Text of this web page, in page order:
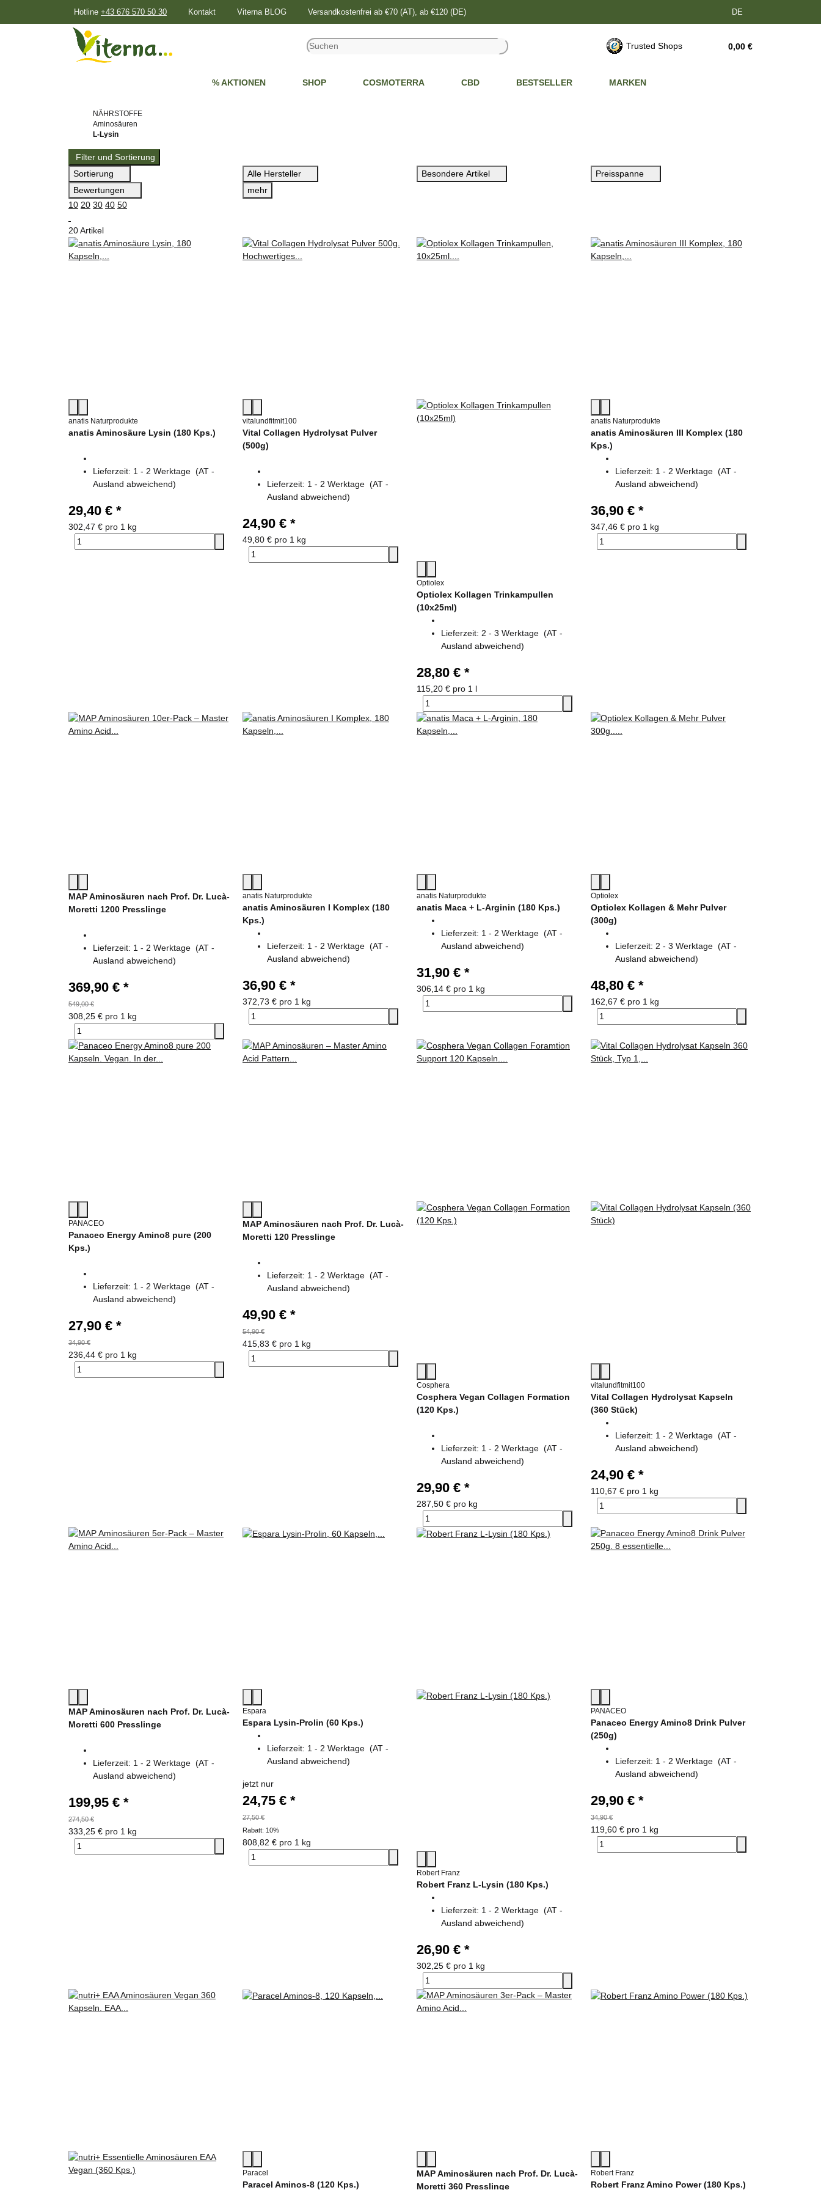
Hotline +43 676 570 50 30 Kontakt Viterna BLOG Versandkostenfrei ab €70 (AT), ab €120 (DE) DE
Trusted Shops 0,00 €
% AKTIONEN SHOP COSMOTERRA CBD BESTSELLER MARKEN
NÄHRSTOFFE
Aminosäuren
L-Lysin
Filter und Sortierung
Sortierung
Alle Hersteller Besondere Artikel
Preisspanne
Bewertungen
mehr
10 20 30 40 50
20 Artikel
anatis Naturprodukte
anatis Aminosäure Lysin (180 Kps.)
Lieferzeit: 1 - 2 Werktage (AT -
Ausland abweichend)
29,40 € *
302,47 € pro 1 kg
vitalundfitmit100
Vital Collagen Hydrolysat Pulver
(500g)
Lieferzeit: 1 - 2 Werktage (AT -
Ausland abweichend)
24,90 € *
49,80 € pro 1 kg
Optiolex
Optiolex Kollagen Trinkampullen
(10x25ml)
Lieferzeit: 2 - 3 Werktage (AT -
Ausland abweichend)
28,80 € *
115,20 € pro 1 l
anatis Naturprodukte
anatis Aminosäuren III Komplex (180
Kps.)
Lieferzeit: 1 - 2 Werktage (AT -
Ausland abweichend)
36,90 € *
347,46 € pro 1 kg
MAP Aminosäuren nach Prof. Dr. Lucà-
Moretti 1200 Presslinge
Lieferzeit: 1 - 2 Werktage (AT -
Ausland abweichend)
369,90 € *
549,00 €
308,25 € pro 1 kg
anatis Naturprodukte
anatis Aminosäuren I Komplex (180
Kps.)
Lieferzeit: 1 - 2 Werktage (AT -
Ausland abweichend)
36,90 € *
372,73 € pro 1 kg
anatis Naturprodukte
anatis Maca + L-Arginin (180 Kps.)
Lieferzeit: 1 - 2 Werktage (AT -
Ausland abweichend)
31,90 € *
306,14 € pro 1 kg
Optiolex
Optiolex Kollagen & Mehr Pulver
(300g)
Lieferzeit: 2 - 3 Werktage (AT -
Ausland abweichend)
48,80 € *
162,67 € pro 1 kg
PANACEO
Panaceo Energy Amino8 pure (200
Kps.)
Lieferzeit: 1 - 2 Werktage (AT -
Ausland abweichend)
27,90 € *
34,90 €
236,44 € pro 1 kg
MAP Aminosäuren nach Prof. Dr. Lucà-
Moretti 120 Presslinge
Lieferzeit: 1 - 2 Werktage (AT -
Ausland abweichend)
49,90 € *
54,90 €
415,83 € pro 1 kg
Cosphera
Cosphera Vegan Collagen Formation
(120 Kps.)
Lieferzeit: 1 - 2 Werktage (AT -
Ausland abweichend)
29,90 € *
287,50 € pro kg
vitalundfitmit100
Vital Collagen Hydrolysat Kapseln
(360 Stück)
Lieferzeit: 1 - 2 Werktage (AT -
Ausland abweichend)
24,90 € *
110,67 € pro 1 kg
MAP Aminosäuren nach Prof. Dr. Lucà-
Moretti 600 Presslinge
Lieferzeit: 1 - 2 Werktage (AT -
Ausland abweichend)
199,95 € *
274,50 €
333,25 € pro 1 kg
Espara
Espara Lysin-Prolin (60 Kps.)
Lieferzeit: 1 - 2 Werktage (AT -
Ausland abweichend)
jetzt nur
24,75 € *
27,50 €
Rabatt: 10%
808,82 € pro 1 kg
Robert Franz
Robert Franz L-Lysin (180 Kps.)
Lieferzeit: 1 - 2 Werktage (AT -
Ausland abweichend)
26,90 € *
302,25 € pro 1 kg
PANACEO
Panaceo Energy Amino8 Drink Pulver
(250g)
Lieferzeit: 1 - 2 Werktage (AT -
Ausland abweichend)
29,90 € *
34,90 €
119,60 € pro 1 kg
Paracel
Paracel Aminos-8 (120 Kps.)
MAP Aminosäuren nach Prof. Dr. Lucà-
Moretti 360 Presslinge
Robert Franz
Robert Franz Amino Power (180 Kps.)